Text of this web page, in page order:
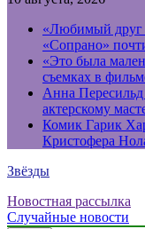
«Любимый друг
«Сопрано»
«Это была
съемках в
Анна Пересильд
актерскому
Комик Гарик
Кристофера
Звёзды
Новостная рассылка
Случайные новости